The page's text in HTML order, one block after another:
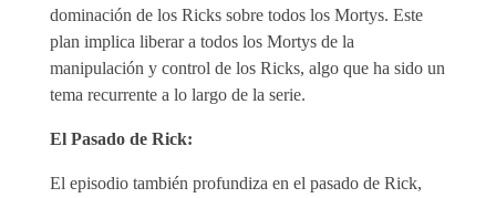
dominación de los Ricks sobre todos los Mortys. Este
plan implica liberar a todos los Mortys de la
manipulación y control de los Ricks, algo que ha sido un
tema recurrente a lo largo de la serie.
El Pasado de Rick:
El episodio también profundiza en el pasado de Rick,